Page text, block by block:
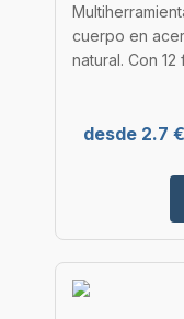
cuerpo en
natural. Con
desde 2.7 €